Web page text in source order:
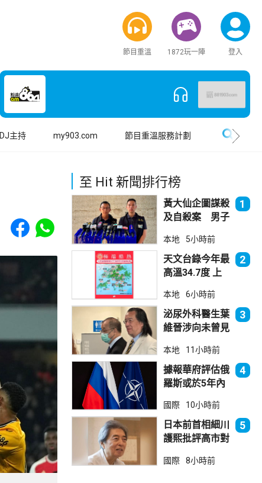
節目重溫 1872玩一陣 登入
DJ主持 my903.com 節目重溫服務計劃
Share to Facebook
Share to WhatsApp
至 Hit 新聞排行榜
黃大仙企圖謀殺
及自殺案 男子
墮樓亡
1
本地 5小時前
天文台錄今年最
高溫34.7度 上
2
本地 6小時前
泌尿外科醫生葉
維晉涉向未曾見
委會繼續聆訊
3
本地 11小時前
據報華府評估俄
羅斯或於5年內
北約集體防禦
4
國際 10小時前
日本前首相細川
護熙批評高市對
5
國際 8小時前